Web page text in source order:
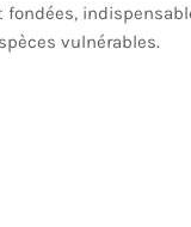
vulnérables.